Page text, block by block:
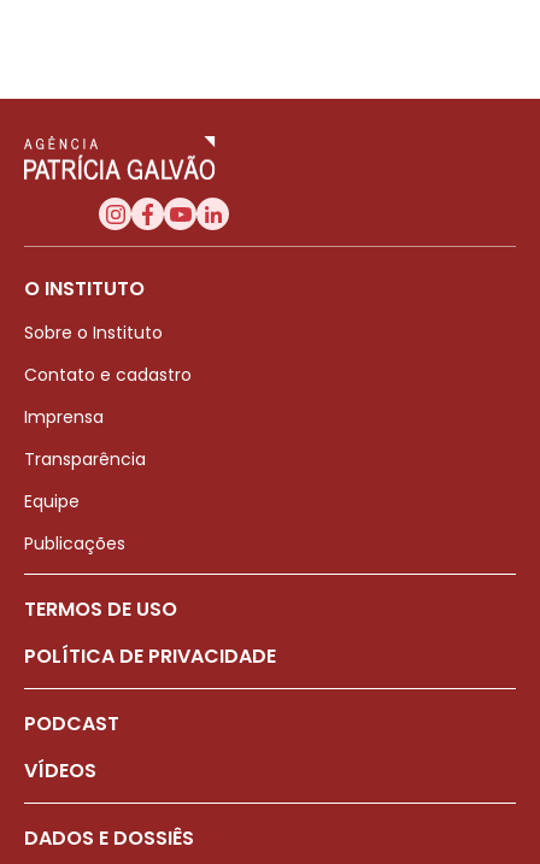
O INSTITUTO
Sobre o Instituto
Contato e cadastro
Imprensa
Transparência
Equipe
Publicações
TERMOS DE USO
POLÍTICA DE PRIVACIDADE
PODCAST
VÍDEOS
DADOS E DOSSIÊS